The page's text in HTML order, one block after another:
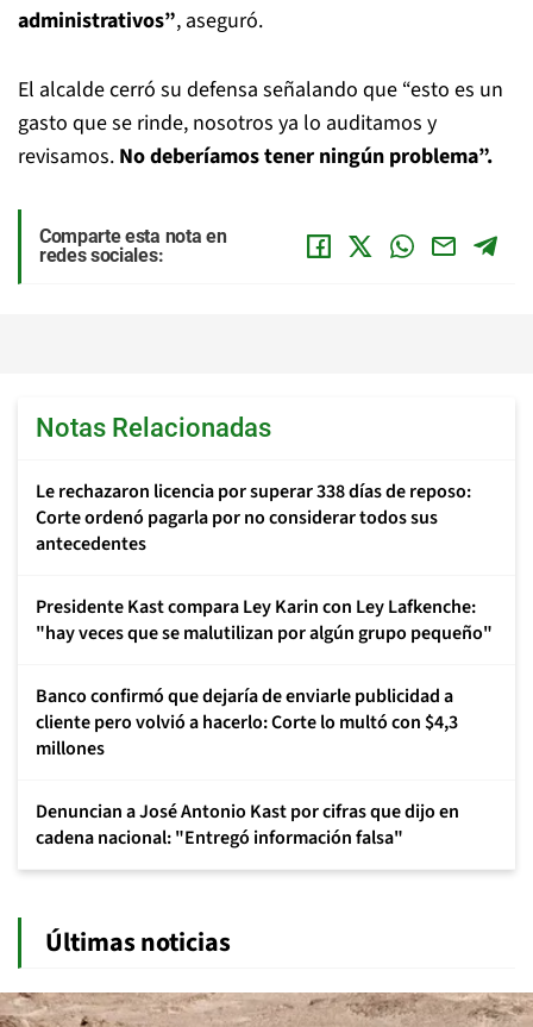
administrativos”, aseguró.
El alcalde cerró su defensa señalando que “esto es un
gasto que se rinde, nosotros ya lo auditamos y
revisamos. No deberíamos tener ningún problema”.
Comparte esta nota en
redes sociales:
Notas Relacionadas
Le rechazaron licencia por superar 338 días de reposo:
Corte ordenó pagarla por no considerar todos sus
antecedentes
Presidente Kast compara Ley Karin con Ley Lafkenche:
"hay veces que se malutilizan por algún grupo pequeño"
Banco confirmó que dejaría de enviarle publicidad a
cliente pero volvió a hacerlo: Corte lo multó con $4,3
millones
Denuncian a José Antonio Kast por cifras que dijo en
cadena nacional: "Entregó información falsa"
Últimas noticias